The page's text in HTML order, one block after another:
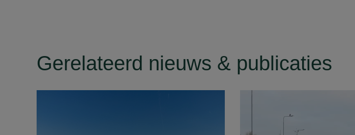
Gerelateerd nieuws & publicaties